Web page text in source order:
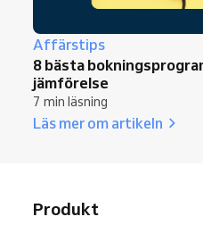
Affärstips
8 bästa
jämförelse
7 min läsning
Läs mer om artikeln
Produkt